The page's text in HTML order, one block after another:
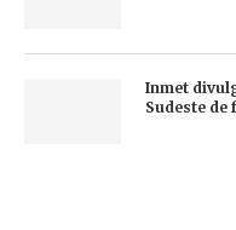
Inmet
Sudeste